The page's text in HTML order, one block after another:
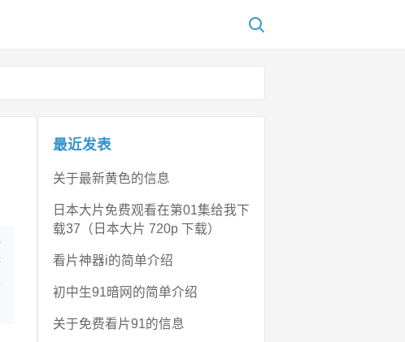
最近发表
关于最新黄色的信息
日本大片免费观看在第01集给我下
载37（日本大片 720p 下载）
看片神器i的简单介绍
初中生91暗网的简单介绍
关于免费看片91的信息